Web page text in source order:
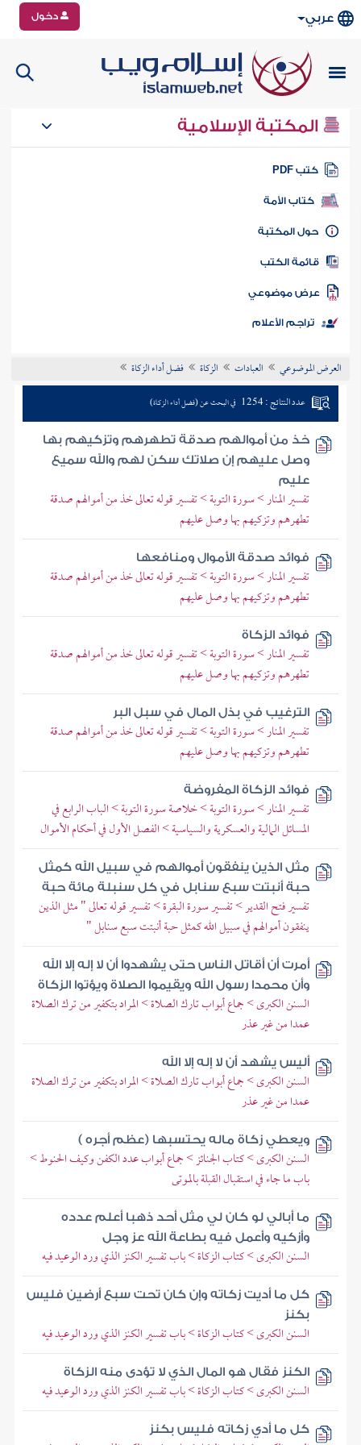
عربي دخول
المكتبة الإسلامية
كتب PDF
كتاب الأمة
المكتبة
الكتب
موضوعي
تراجم الأعلام
العرض الموضوعي العبادات الزكاة فضل أداء الزكاة
عدد النتائج : 1254 في البحث عن (فضل أداء الزكاة)
خذ من أموالهم صدقة تطهرهم وتزكيهم بها
وصل عليهم إن صلاتك سكن لهم والله سميع
عليم
تفسير المنار > سورة التوبة > تفسير قوله تعالى خذ من أموالهم صدقة
تطهرهم وتزكيهم بها وصل عليهم
فوائد صدقة الأموال ومنافعها
تفسير المنار > سورة التوبة > تفسير قوله تعالى خذ من أموالهم صدقة
تطهرهم وتزكيهم بها وصل عليهم
فوائد الزكاة
تفسير المنار > سورة التوبة > تفسير قوله تعالى خذ من أموالهم صدقة
تطهرهم وتزكيهم بها وصل عليهم
الترغيب في بذل المال في سبل البر
تفسير المنار > سورة التوبة > تفسير قوله تعالى خذ من أموالهم صدقة
تطهرهم وتزكيهم بها وصل عليهم
فوائد الزكاة المفروضة
تفسير المنار > سورة التوبة > خلاصة سورة التوبة > الباب الرابع في
المسائل المالية والعسكرية والسياسية > الفصل الأول في أحكام الأموال
مثل الذين ينفقون أموالهم في سبيل الله كمثل
حبة أنبتت سبع سنابل في كل سنبلة مائة حبة
تفسير فتح القدير > تفسير سورة البقرة > تفسير قوله تعالى " مثل الذين
ينفقون أموالهم في سبيل الله كمثل حبة أنبتت سبع سنابل "
أمرت أن أقاتل الناس حتى يشهدوا أن لا إله إلا الله
وأن محمدا رسول الله ويقيموا الصلاة ويؤتوا الزكاة
السنن الكبرى > جماع أبواب تارك الصلاة > المراد بتكفير من ترك الصلاة
عمدا من غير عذر
أليس يشهد أن لا إله إلا الله
السنن الكبرى > جماع أبواب تارك الصلاة > المراد بتكفير من ترك الصلاة
عمدا من غير عذر
ويعطي زكاة ماله يحتسبها (عظم أجره )
السنن الكبرى > كتاب الجنائز > جماع أبواب عدد الكفن وكيف الحنوط >
باب ما جاء في استقبال القبلة بالموتى
ما أبالي لو كان لي مثل أحد ذهبا أعلم عدده
وأزكيه وأعمل فيه بطاعة الله عز وجل
السنن الكبرى > كتاب الزكاة > باب تفسير الكنز الذي ورد الوعيد فيه
كل ما أديت زكاته وإن كان تحت سبع أرضين فليس
بكنز
السنن الكبرى > كتاب الزكاة > باب تفسير الكنز الذي ورد الوعيد فيه
الكنز فقال هو المال الذي لا تؤدى منه الزكاة
السنن الكبرى > كتاب الزكاة > باب تفسير الكنز الذي ورد الوعيد فيه
كل ما أدي زكاته فليس بكنز